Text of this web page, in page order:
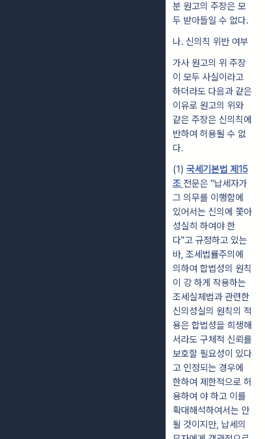
분 원고의 주장은 모
두 받아들일 수 없다.
나. 신의칙 위반 여부
가사 원고의 위 주장
이 모두 사실이라고
하더라도 다음과 같은
이유로 원고의 위와
같은 주장은 신의칙에
반하여 허용될 수 없
다.
(1) 국세기본법 제15
조 전문은 "납세자가
그 의무를 이행함에
있어서는 신의에 쫓아
성실히 하여야 한
다"고 규정하고 있는
바, 조세법률주의에
의하여 합법성의 원칙
이 강 하게 작용하는
조세실체법과 관련한
신의성실의 원칙의 적
용은 합법성을 희생해
서라도 구체적 신뢰를
보호할 필요성이 있다
고 인정되는 경우에
한하여 제한적으로 허
용하여 야 하고 이를
확대해석하여서는 안
될 것이지만, 납세의